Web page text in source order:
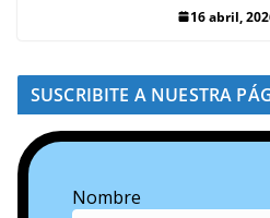
16 abril,
SUSCRIBITE A NUESTRA
Nombre